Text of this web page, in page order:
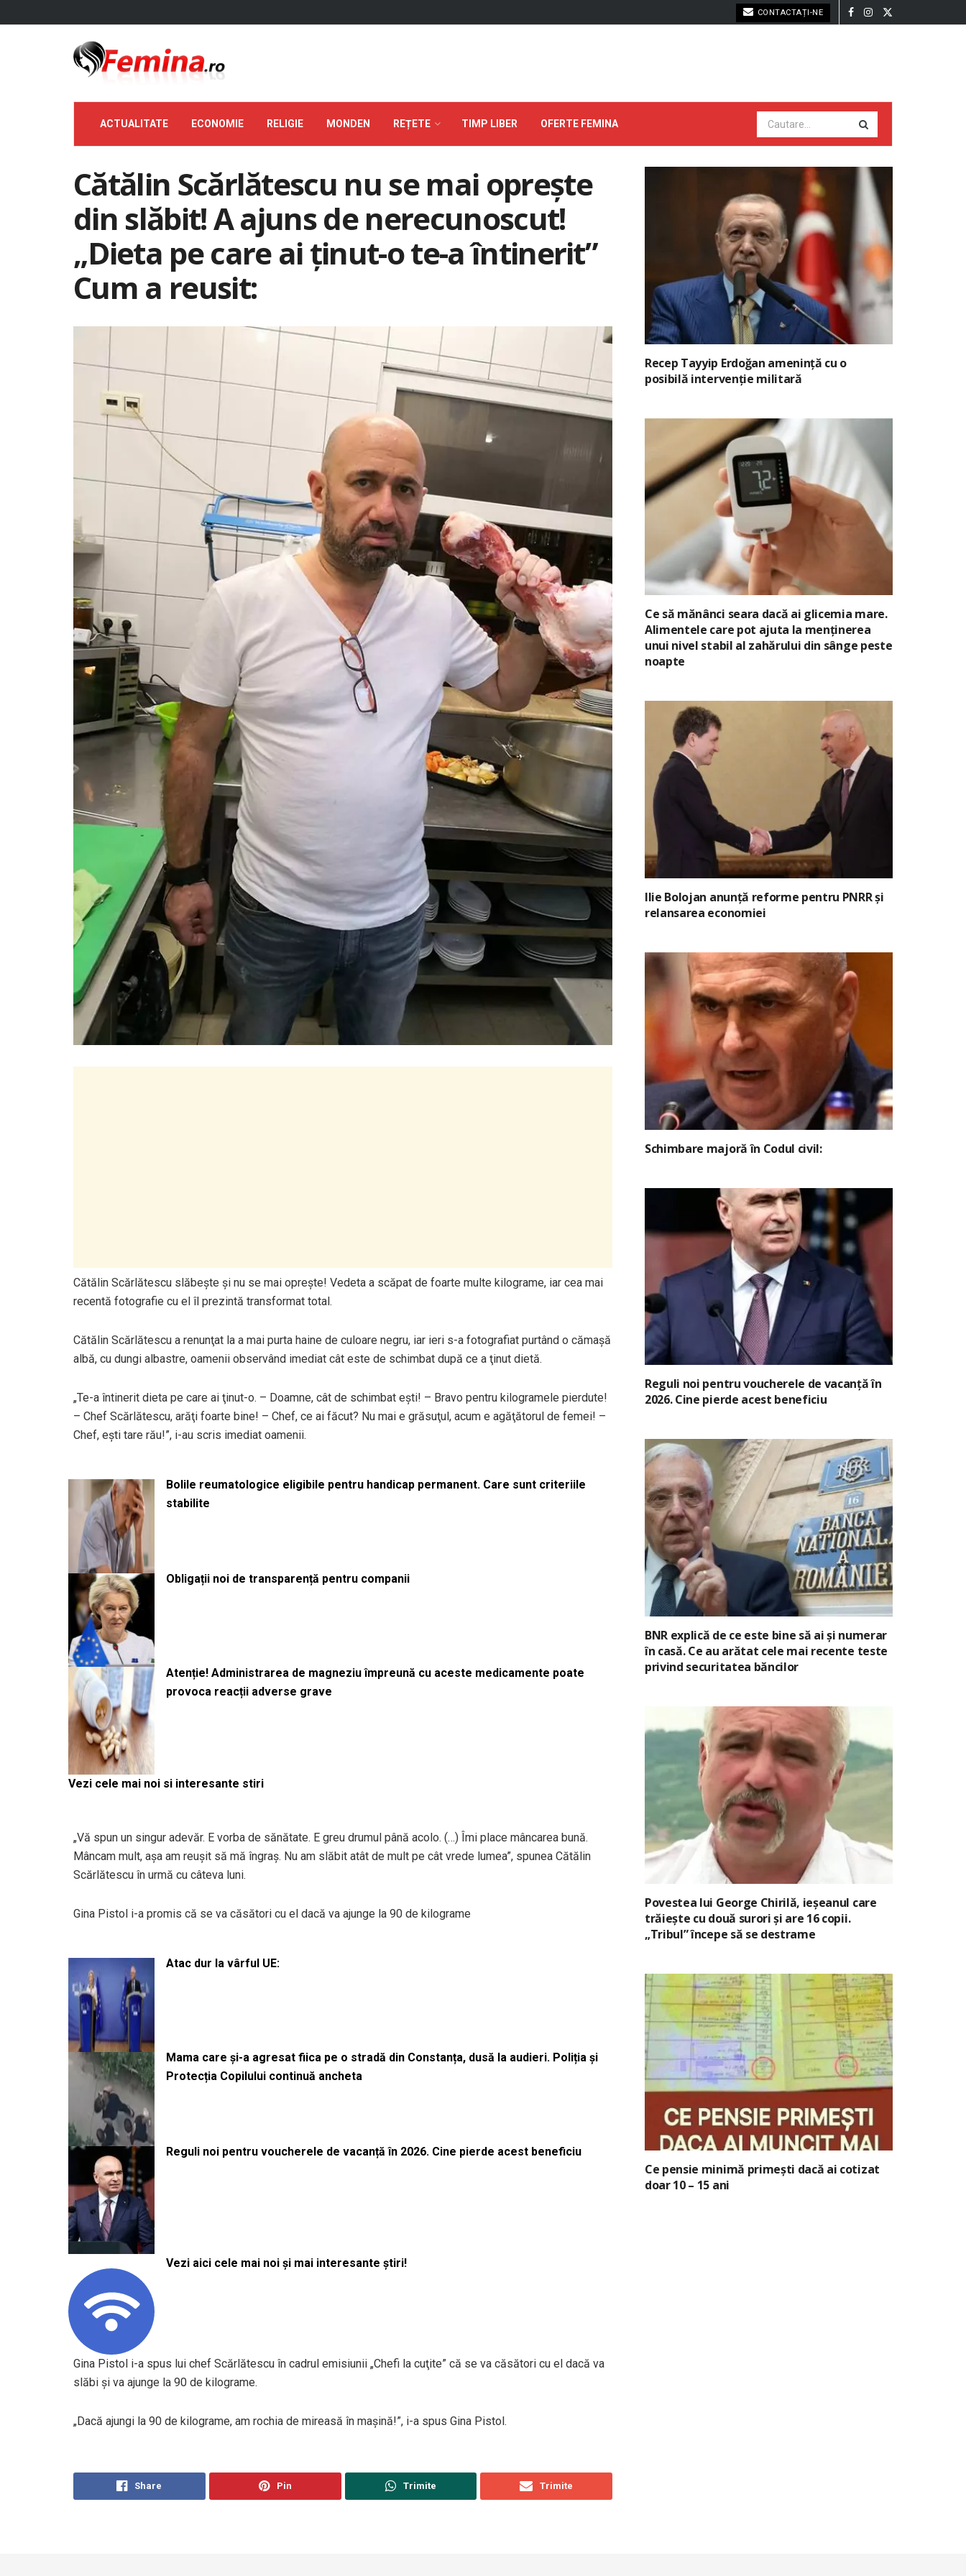
CONTACTAȚI-NE
ACTUALITATE ECONOMIE RELIGIE MONDEN REȚETE TIMP LIBER OFERTE FEMINA
Cătălin Scărlătescu nu se mai opreşte
din slăbit! A ajuns de nerecunoscut!
„Dieta pe care ai ţinut-o te-a întinerit”
Cum a reusit:
Cătălin Scărlătescu slăbeşte şi nu se mai opreşte! Vedeta a scăpat de foarte multe kilograme, iar cea mai
recentă fotografie cu el îl prezintă transformat total.
Cătălin Scărlătescu a renunţat la a mai purta haine de culoare negru, iar ieri s-a fotografiat purtând o cămaşă
albă, cu dungi albastre, oamenii observând imediat cât este de schimbat după ce a ţinut dietă.
„Te-a întinerit dieta pe care ai ţinut-o. – Doamne, cât de schimbat eşti! – Bravo pentru kilogramele pierdute!
– Chef Scărlătescu, arăţi foarte bine! – Chef, ce ai făcut? Nu mai e grăsuţul, acum e agăţătorul de femei! –
Chef, eşti tare rău!”, i-au scris imediat oamenii.
Bolile reumatologice eligibile pentru handicap permanent. Care sunt criteriile
stabilite
Obligații noi de transparență pentru companii
Atenție! Administrarea de magneziu împreună cu aceste medicamente poate
provoca reacții adverse grave
Vezi cele mai noi si interesante stiri
„Vă spun un singur adevăr. E vorba de sănătate. E greu drumul până acolo. (…) Îmi place mâncarea bună.
Mâncam mult, aşa am reuşit să mă îngraş. Nu am slăbit atât de mult pe cât vrede lumea”, spunea Cătălin
Scărlătescu în urmă cu câteva luni.
Gina Pistol i-a promis că se va căsători cu el dacă va ajunge la 90 de kilograme
Atac dur la vârful UE:
Mama care și-a agresat fiica pe o stradă din Constanța, dusă la audieri. Poliția și
Protecția Copilului continuă ancheta
Reguli noi pentru voucherele de vacanță în 2026. Cine pierde acest beneficiu
Vezi aici cele mai noi și mai interesante știri!
Gina Pistol i-a spus lui chef Scărlătescu în cadrul emisiunii „Chefi la cuţite” că se va căsători cu el dacă va
slăbi şi va ajunge la 90 de kilograme.
„Dacă ajungi la 90 de kilograme, am rochia de mireasă în mașină!”, i-a spus Gina Pistol.
Share Pin Trimite Trimite
Recep Tayyip Erdoğan amenință cu o
posibilă intervenție militară
Ce să mănânci seara dacă ai glicemia mare.
Alimentele care pot ajuta la menținerea
unui nivel stabil al zahărului din sânge peste
noapte
Ilie Bolojan anunță reforme pentru PNRR și
relansarea economiei
Schimbare majoră în Codul civil:
Reguli noi pentru voucherele de vacanță în
2026. Cine pierde acest beneficiu
BNR explică de ce este bine să ai și numerar
în casă. Ce au arătat cele mai recente teste
privind securitatea băncilor
Povestea lui George Chirilă, ieșeanul care
trăiește cu două surori și are 16 copii.
„Tribul” începe să se destrame
Ce pensie minimă primești dacă ai cotizat
doar 10 – 15 ani